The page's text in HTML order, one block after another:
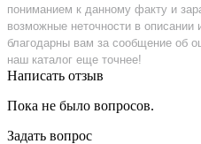
пониманием к данному факту и
возможные неточности в
благодарны вам за сообщение об
наш каталог еще точнее!
Написать отзыв
Пока не было вопросов.
Задать вопрос